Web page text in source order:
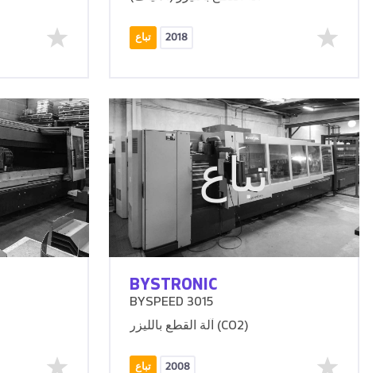
تباع 2018
تباع
BYSTRONIC
BYSPEED 3015
آلة القطع بالليزر (CO2)
تباع 2008